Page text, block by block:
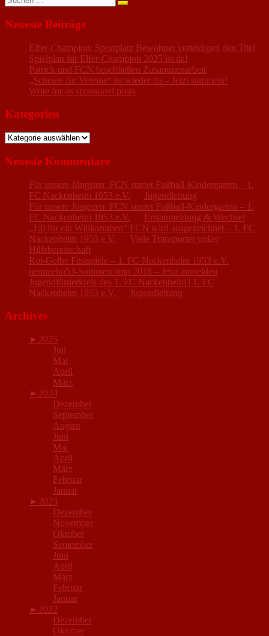
nach:
Neueste Beiträge
Elfer-Champion: Sportplatz Bewohner verteidigen den Titel
Spielplan für Elfer-Champion 2025 ist da!
Patrick und FCN beschließen Zusammenarbeit
„Scheine für Vereine“ ist wieder da – Jetzt sammeln!
Write for us sponsored posts
Kategorien
Kategorien
Neueste Kommentare
Für unsere Jüngsten: FCN startet Fußball-Kindergarten – 1.
FC Nackenheim 1953 e.V.
Jugendleitung
Für unsere Jüngsten: FCN startet Fußball-Kindergarten – 1.
FC Nackenheim 1953 e.V.
Erstanmeldung & Wechsel
„1:0 für ein Willkommen“ FCN wird ausgezeichnet – 1. FC
Nackenheim 1953 e.V.
Viele Transporter voller
Hilfsbereitschaft
Rot-Gelbe Festspiele – 1. FC Nackenheim 1953 e.V.
neunzehn53-Sommercamp 2016 – Jetzt anmelden
Jugendförderkreis des 1. FC Nackenheim | 1. FC
Nackenheim 1953 e.V.
Jugendleitung
Archives
► 2025
Juli
Mai
April
März
► 2024
Dezember
September
August
Juni
Mai
April
März
Februar
Januar
► 2023
Dezember
November
Oktober
September
Juni
April
März
Februar
Januar
► 2022
Dezember
Oktober